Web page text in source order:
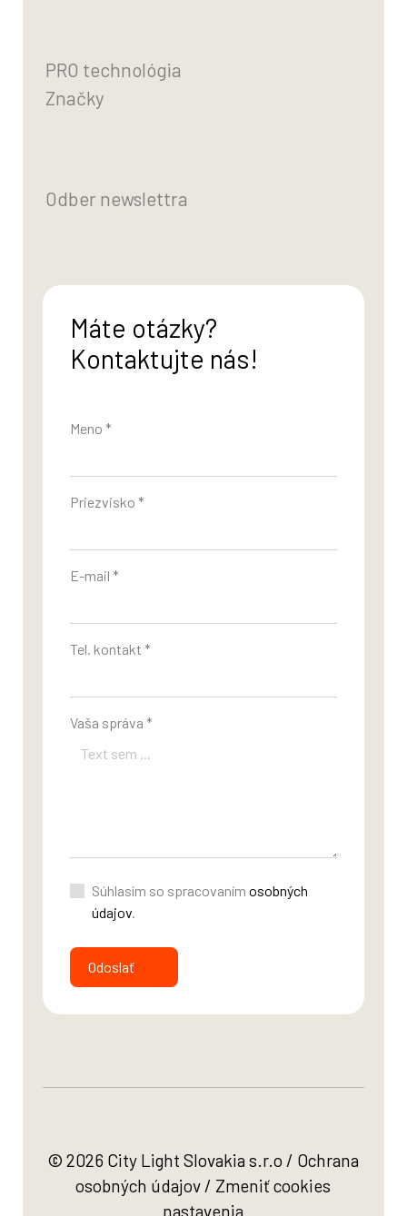
PRO technológia
Značky
Odber newslettra
Máte otázky?
Kontaktujte nás!
Meno *
Priezvisko *
E-mail *
Tel. kontakt *
Vaša správa *
Súhlasím so spracovanímosobných
údajov.
Odoslať
© 2026 City Light Slovakia s.r.o / Ochrana
osobných údajov / Zmeniť cookies
nastavenia